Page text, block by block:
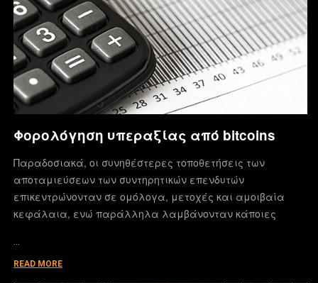
Φορολόγηση υπεραξίας από bitcoins
Παραδοσιακά, οι συνηθέστερες τοποθετήσεις των
αποταμιεύσεων των συντηρητικών επενδυτών
επικεντρώνονταν σε ομόλογα, μετοχές και αμοιβαία
κεφάλαια, ενώ παράλληλα λαμβάνονταν κάποιες
…
READ MORE